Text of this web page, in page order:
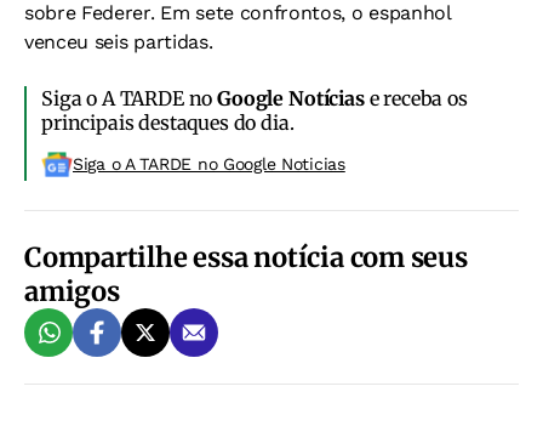
sobre Federer. Em sete confrontos, o espanhol
venceu seis partidas.
Siga o A TARDE noGoogle Notíciase receba os
principais destaques do dia.
Siga o A TARDE no Google Noticias
Compartilhe essa notícia com seus
amigos